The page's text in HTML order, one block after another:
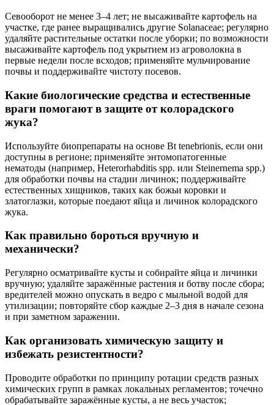
Севооборот не менее 3–4 лет; не высаживайте картофель на
участке, где ранее выращивались другие Solanaceae; регулярно
удаляйте растительные остатки после уборки; по возможности
высаживайте картофель под укрытием из агроволокна в
первые недели после всходов; применяйте мульчирование
почвы и поддерживайте чистоту посевов.
Какие биологические средства и естественные
враги помогают в защите от колорадского
жука?
Используйте биопрепараты на основе Bt tenebrionis, если они
доступны в регионе; применяйте энтомопатогенные
нематоды (например, Heterorhabditis spp. или Steinernema spp.)
для обработки почвы на стадии личинок; поддерживайте
естественных хищников, таких как божьи коровки и
златоглазки, которые поедают яйца и личинок колорадского
жука.
Как правильно бороться вручную и
механически?
Регулярно осматривайте кусты и собирайте яйца и личинки
вручную; удаляйте заражённые растения и ботву после сбора;
вредителей можно опускать в ведро с мыльной водой для
утилизации; повторяйте сбор каждые 2–3 дня в начале сезона
и при заметном заражении.
Как организовать химическую защиту и
избежать резистентности?
Проводите обработки по принципу ротации средств разных
химических групп в рамках локальных регламентов; точечно
обрабатывайте заражённые кусты, а не весь участок;